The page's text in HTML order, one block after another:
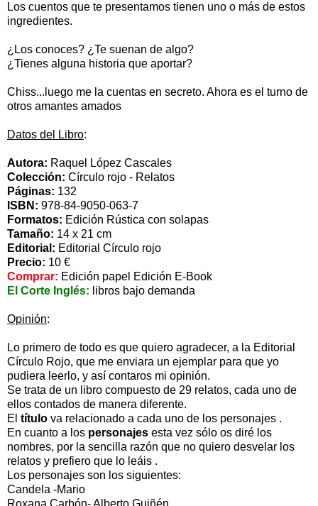
Los cuentos que te presentamos tienen uno o más de estos
ingredientes.
¿Los conoces? ¿Te suenan de algo?
¿Tienes alguna historia que aportar?
Chiss...luego me la cuentas en secreto. Ahora es el turno de
otros amantes amados
Datos del Libro:
Autora: Raquel López Cascales
Colección: Círculo rojo - Relatos
Páginas: 132
ISBN: 978-84-9050-063-7
Formatos: Edición Rústica con solapas
Tamaño: 14 x 21 cm
Editorial: Editorial Círculo rojo
Precio: 10 €
Comprar: Edición papel Edición E-Book
El Corte Inglés: libros bajo demanda
Opinión:
Lo primero de todo es que quiero agradecer, a la Editorial
Círculo Rojo, que me enviara un ejemplar para que yo
pudiera leerlo, y así contaros mi opinión.
Se trata de un libro compuesto de 29 relatos, cada uno de
ellos contados de manera diferente.
El título va relacionado a cada uno de los personajes .
En cuanto a los personajes esta vez sólo os diré los
nombres, por la sencilla razón que no quiero desvelar los
relatos y prefiero que lo leáis .
Los personajes son los siguientes:
Candela -Mario